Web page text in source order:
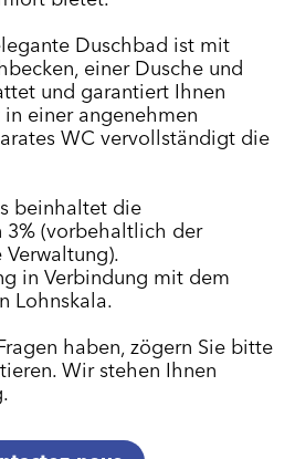
Duschbad ist mit
einer Dusche und
und garantiert Ihnen
einer angenehmen
WC vervollständigt die
beinhaltet die
3% (vorbehaltlich der
in Verbindung mit dem
Lohnskala.
haben, zögern Sie bitte
Wir stehen Ihnen